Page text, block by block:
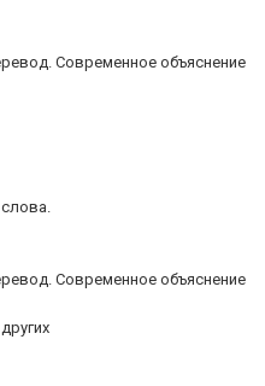
Современное объяснение
Современное объяснение